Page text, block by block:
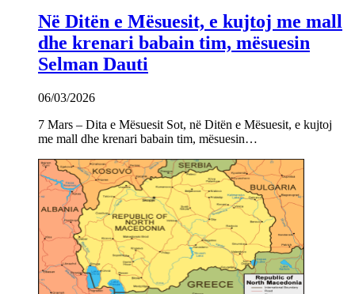
Në Ditën e Mësuesit, e kujtoj me mall
dhe krenari babain tim, mësuesin
Selman Dauti
06/03/2026
7 Mars – Dita e Mësuesit Sot, në Ditën e Mësuesit, e kujtoj
me mall dhe krenari babain tim, mësuesin…